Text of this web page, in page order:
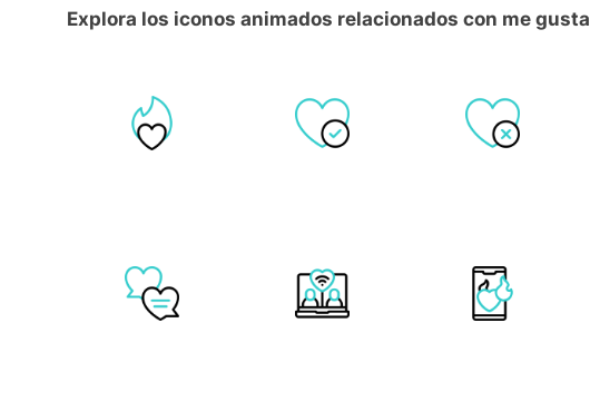
Explora los iconos animados relacionados con me gusta